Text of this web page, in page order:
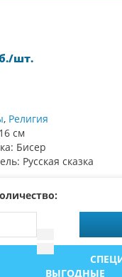
шт.
, Религия
см
Бисер
Русская сказка
ВЫГОДНЫЕ